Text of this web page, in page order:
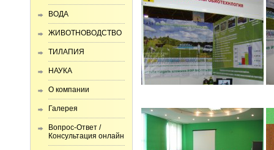
ВОДА
ЖИВОТНОВОДСТВО
ТИЛАПИЯ
НАУКА
О компании
Галерея
Вопрос-Ответ /
Консультация онлайн